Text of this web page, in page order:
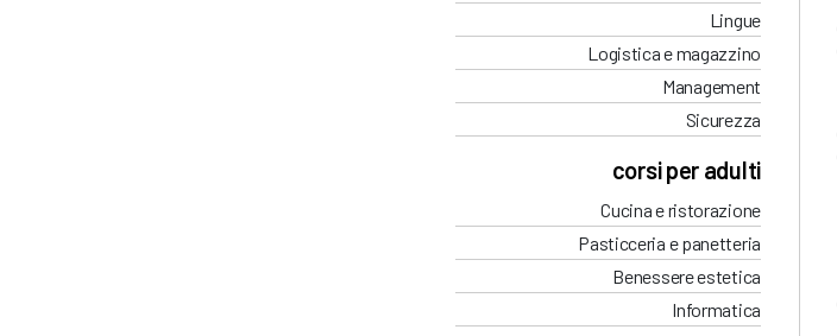
Lingue
Logistica e magazzino
Management
Sicurezza
corsi per adulti
Cucina e ristorazione
Pasticceria e panetteria
Benessere estetica
Informatica